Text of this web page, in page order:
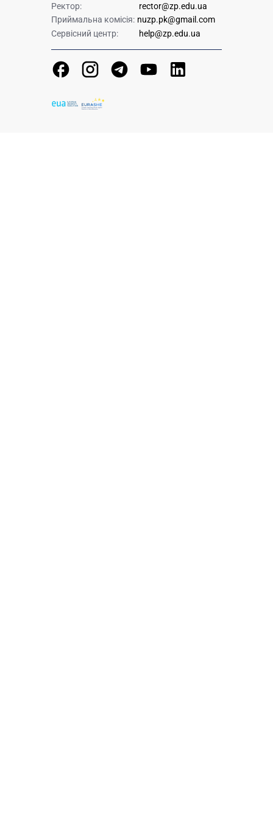
Ректор:
rector@zp.edu.ua
Приймальна комісія: nuzp.pk@gmail.com
Сервісний центр:
help@zp.edu.ua